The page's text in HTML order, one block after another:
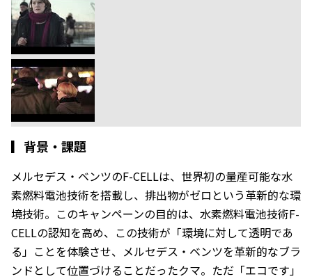
▎ 背景・課題
メルセデス・ベンツのF-CELLは、世界初の量産可能な水
素燃料電池技術を搭載し、排出物がゼロという革新的な環
境技術。このキャンペーンの目的は、水素燃料電池技術F-
CELLの認知を高め、この技術が「環境に対して透明であ
る」ことを体験させ、メルセデス・ベンツを革新的なブラ
ンドとして位置づけることだったクマ。ただ「エコです」